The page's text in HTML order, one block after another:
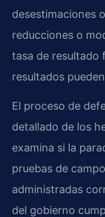
desestimaciones
reducciones o
tasa de resultado
resultados
El proceso de
detallado de los
examina si la
pruebas de
administradas
del gobierno